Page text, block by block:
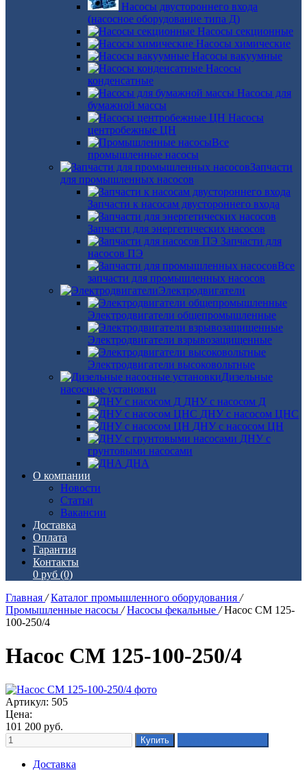
Насосы двустороннего входа
(насосное оборудование типа Д)
Насосы секционные
Насосы химические
Насосы вакуумные
Насосы
конденсатные
Насосы для
бумажной массы
Насосы
центробежные ЦН
Все
промышленные насосы
Запчасти
для промышленных насосов
Запчасти к насосам двустороннего входа
Запчасти для энергетических насосов
Запчасти для
насосов ПЭ
Все
запчасти для промышленных насосов
Электродвигатели
Электродвигатели общепромышленные
Электродвигатели взрывозащищенные
Электродвигатели высоковольтные
Дизельные
насосные установки
ДНУ с насосом Д
ДНУ с насосом ЦНС
ДНУ с насосом ЦН
ДНУ с
грунтовыми насосами
ДНА
О компании
Новости
Статьи
Вакансии
Доставка
Оплата
Гарантия
Контакты
0 руб (0)
Главная / Каталог промышленного оборудования /
Промышленные насосы / Насосы фекальные / Насос СМ 125-
100-250/4
Насос СМ 125-100-250/4
Артикул: 505
Цена:
101 200 руб.
Доставка